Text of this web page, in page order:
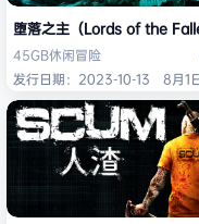
堕落之主（Lords of the
45GB休闲冒险
发行日期：2023-10-13
8月1